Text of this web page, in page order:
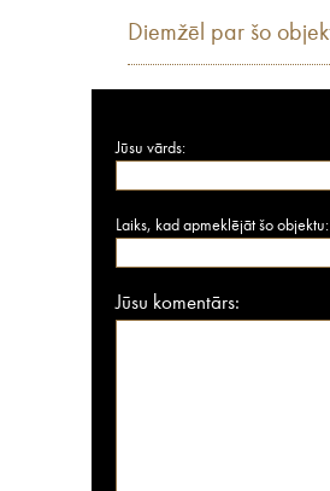
Diemžēl par šo
Jūsu vārds:
Laiks, kad apmeklējāt šo objektu:
Jūsu komentārs: